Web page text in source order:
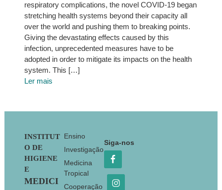
respiratory complications, the novel COVID-19 began
stretching health systems beyond their capacity all
over the world and pushing them to breaking points.
Giving the devastating effects caused by this
infection, unprecedented measures have to be
adopted in order to mitigate its impacts on the health
system. This […]
Ler mais
Footer
INSTITUT
O DE
HIGIENE
E
MEDICI
Ensino
Investigação
Medicina
Tropical
Cooperação
Siga-nos